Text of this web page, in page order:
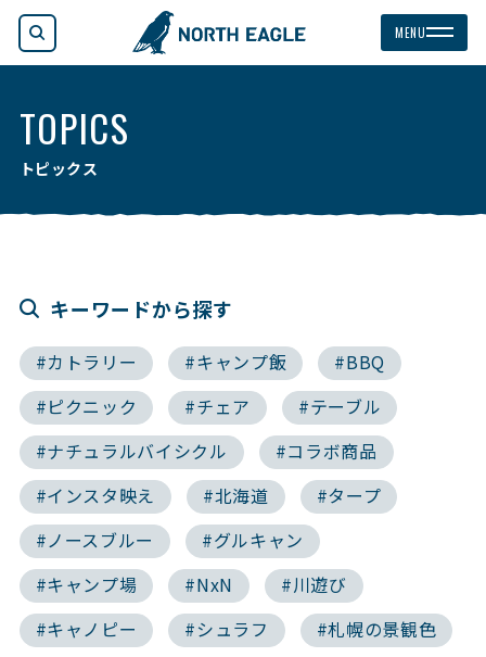
MENU検索
TOPICS
トピックス
キーワードから探す
#カトラリー #キャンプ飯
#BBQ
#ピクニック
#チェア
#テーブル
#ナチュラルバイシクル
#コラボ商品
#インスタ映え
#北海道
#タープ
#ノースブルー
#グルキャン
#キャンプ場
#NxN
#川遊び
#キャノピー
#シュラフ
#札幌の景観色